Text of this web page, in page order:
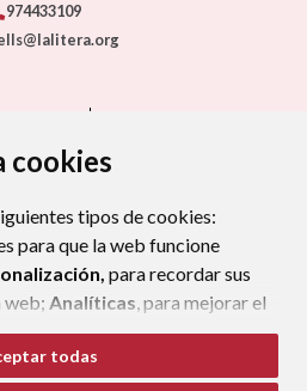
cookies
tipos de cookies:
para que la web funcione
para recordar sus
web; Analíticas, para mejorar el
y sus servicios.
“Aceptar todas”
todas
974433109
DE COOKIES